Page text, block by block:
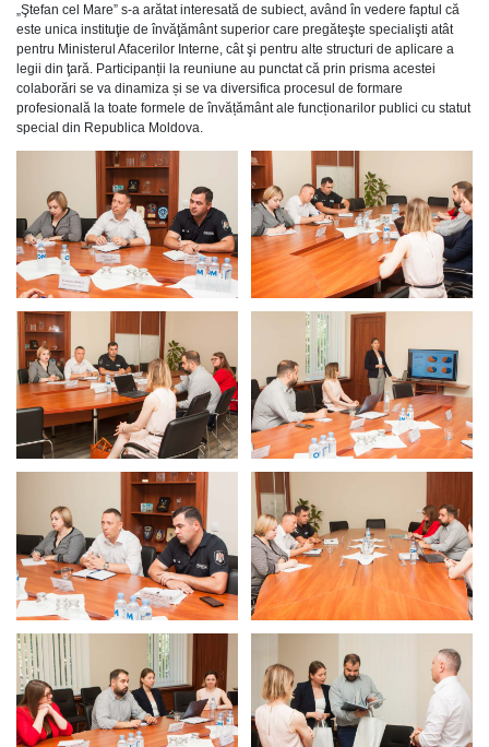
„Ştefan cel Mare” s-a arătat interesată de subiect, având în vedere faptul că
este unica instituţie de învăţământ superior care pregăteşte specialişti atât
pentru Ministerul Afacerilor Interne, cât şi pentru alte structuri de aplicare a
legii din ţară. Participanții la reuniune au punctat că prin prisma acestei
colaborări se va dinamiza și se va diversifica procesul de formare
profesională la toate formele de învățământ ale funcționarilor publici cu statut
special din Republica Moldova.